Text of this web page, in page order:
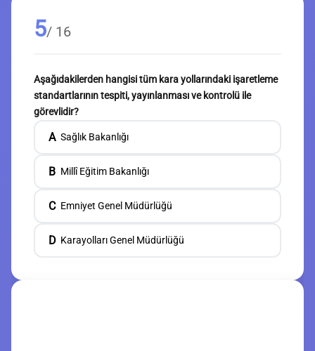
5/ 16
Aşağıdakilerden hangisi tüm kara yollarındaki işaretleme
standartlarının tespiti, yayınlanması ve kontrolü ile
görevlidir?
A Sağlık Bakanlığı
B Millî Eğitim Bakanlığı
C Emniyet Genel Müdürlüğü
D Karayolları Genel Müdürlüğü